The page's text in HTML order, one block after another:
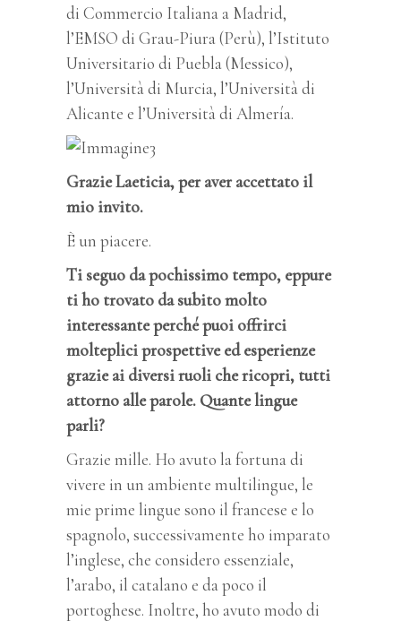
di Commercio Italiana a Madrid,
l’EMSO di Grau-Piura (Perù), l’Istituto
Universitario di Puebla (Messico),
l’Università di Murcia, l’Università di
Alicante e l’Università di Almería.
Grazie Laeticia, per aver accettato il
mio invito.
È un piacere.
Ti seguo da pochissimo tempo, eppure
ti ho trovato da subito molto
interessante perché puoi offrirci
molteplici prospettive ed esperienze
grazie ai diversi ruoli che ricopri, tutti
attorno alle parole. Quante lingue
parli?
Grazie mille. Ho avuto la fortuna di
vivere in un ambiente multilingue, le
mie prime lingue sono il francese e lo
spagnolo, successivamente ho imparato
l’inglese, che considero essenziale,
l’arabo, il catalano e da poco il
portoghese. Inoltre, ho avuto modo di